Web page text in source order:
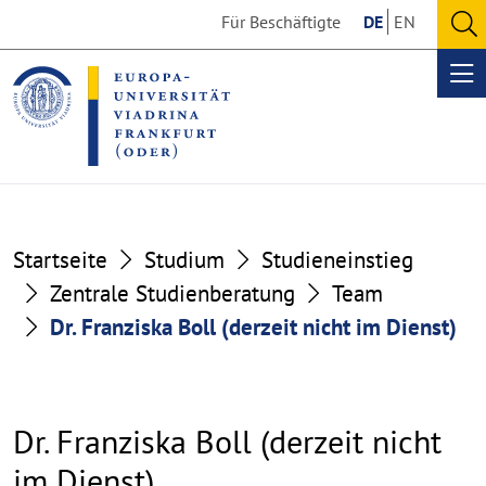
the
content
section
the
footer
section
Für Beschäftigte DE EN
Startseite Studium
Studieneinstieg
Zentrale Studienberatung
Team
Dr. Franziska Boll (derzeit nicht im Dienst)
Dr. Franziska Boll (derzeit nicht